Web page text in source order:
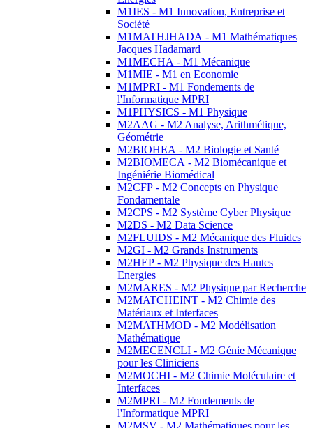
M1IES - M1 Innovation, Entreprise et
Société
M1MATHJHADA - M1 Mathématiques
Jacques Hadamard
M1MECHA - M1 Mécanique
M1MIE - M1 en Economie
M1MPRI - M1 Fondements de
l'Informatique MPRI
M1PHYSICS - M1 Physique
M2AAG - M2 Analyse, Arithmétique,
Géométrie
M2BIOHEA - M2 Biologie et Santé
M2BIOMECA - M2 Biomécanique et
Ingéniérie Biomédical
M2CFP - M2 Concepts en Physique
Fondamentale
M2CPS - M2 Système Cyber Physique
M2DS - M2 Data Science
M2FLUIDS - M2 Mécanique des Fluides
M2GI - M2 Grands Instruments
M2HEP - M2 Physique des Hautes
Energies
M2MARES - M2 Physique par Recherche
M2MATCHEINT - M2 Chimie des
Matériaux et Interfaces
M2MATHMOD - M2 Modélisation
Mathématique
M2MECENCLI - M2 Génie Mécanique
pour les Cliniciens
M2MOCHI - M2 Chimie Moléculaire et
Interfaces
M2MPRI - M2 Fondements de
l'Informatique MPRI
M2MSV - M2 Mathématiques pour les